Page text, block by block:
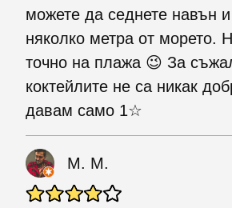
можете да седнете навън
няколко метра от морето.
точно на плажа 😉 За
коктейлите не са никак
давам само 1☆
M. M.